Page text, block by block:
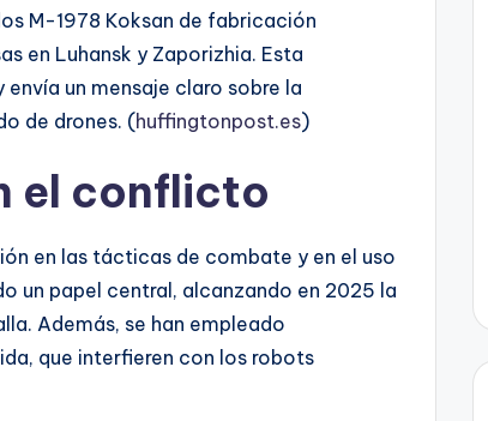
M-1978 Koksan de fabricación
en Luhansk y Zaporizhia. Esta
un mensaje claro sobre la
de drones. (huffingtonpost.es)
el conflicto
en las tácticas de combate y en el uso
un papel central, alcanzando en 2025 la
Además, se han empleado
que interfieren con los robots